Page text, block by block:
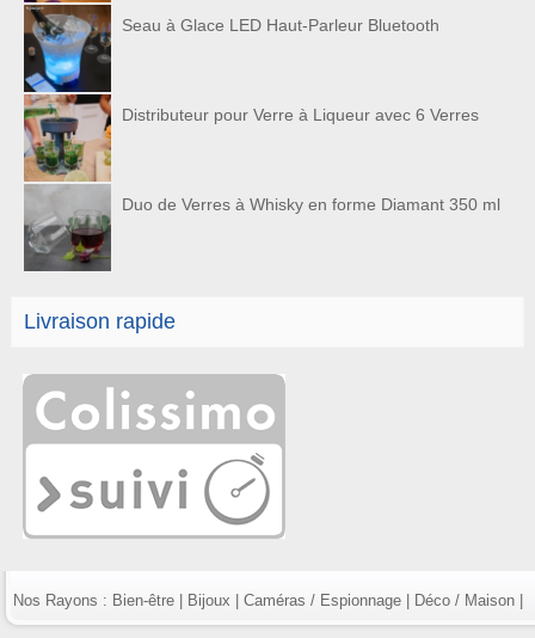
Seau à Glace LED Haut-Parleur Bluetooth
Distributeur pour Verre à Liqueur avec 6 Verres
Duo de Verres à Whisky en forme Diamant 350 ml
Livraison rapide
Nos Rayons : Bien-être| Bijoux Caméras / Espionnage| Déco / Maison|